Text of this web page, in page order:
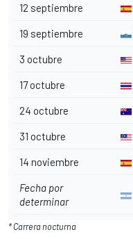
12 septiembre
19 septiembre
3 octubre
17 octubre
24 octubre
31 octubre
14 noviembre
Fecha por
determinar
* Carrera nocturna